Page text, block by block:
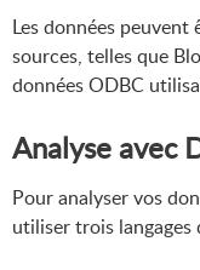
Les données
sources, telles que
données ODBC
Analyse avec
Pour analyser vos
utiliser trois